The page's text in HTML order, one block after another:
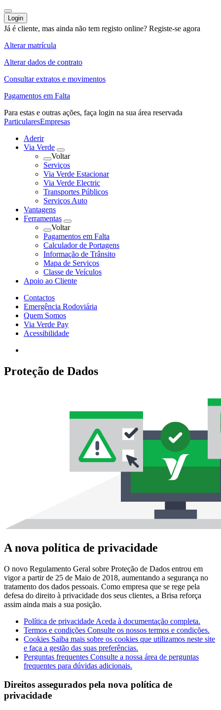
Login
Já é cliente, mas ainda não tem registo online? Registe-se agora
Alterar matrícula
Alterar dados de contrato
Consultar extratos e movimentos
Pagamentos em Falta
Para estas e outras ações, faça login na sua área reservada
ParticularesEmpresas
Aderir
Via Verde
Voltar
Serviços
Via Verde Estacionar
Via Verde Electric
Transportes Públicos
Serviços Auto
Vantagens
Ferramentas
Voltar
Pagamentos em Falta
Calculador de Portagens
Informação de Trânsito
Mapa de Serviços
Classe de Veículos
Apoio ao Cliente
Contactos
Emergência Rodoviária
Quem Somos
Via Verde Pay
Acessibilidade
Proteção de Dados
A nova política de privacidade
O novo Regulamento Geral sobre Proteção de Dados entrou em
vigor a partir de 25 de Maio de 2018, aumentando a segurança no
tratamento dos dados pessoais. Como empresa que se rege pela
defesa do direito à privacidade dos seus clientes, a Brisa reforça
assim ainda mais a sua posição.
Política de privacidade Aceda à documentação completa.
Termos e condições Consulte os nossos termos e condições.
Cookies Saiba mais sobre os cookies que utilizamos neste site
e faça a gestão das suas preferências.
Perguntas frequentes Consulte a nossa área de perguntas
frequentes para dúvidas adicionais.
Direitos assegurados pela nova política de
privacidade